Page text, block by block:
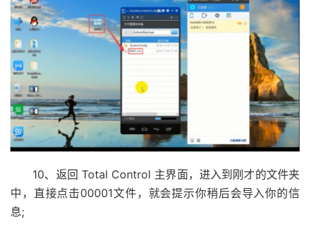
10、返回 Total Control 主界面，进入到刚才的文件夹
中，直接点击00001文件，就会提示你稍后会导入你的信
息;